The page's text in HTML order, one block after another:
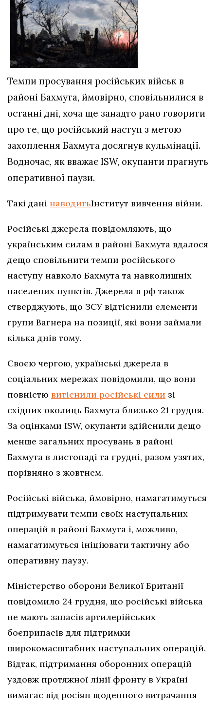
Темпи просування російських військ в
районі Бахмута, ймовірно, сповільнилися в
останні дні, хоча ще занадто рано говорити
про те, що російський наступ з метою
захоплення Бахмута досягнув кульмінації.
Водночас, як вважає ISW, окупанти прагнуть
оперативної паузи.
Такі дані наводитьІнститут вивчення війни.
Російські джерела повідомляють, що
українським силам в районі Бахмута вдалося
дещо сповільнити темпи російського
наступу навколо Бахмута та навколишніх
населених пунктів. Джерела в рф також
стверджують, що ЗСУ відтіснили елементи
групи Вагнера на позиції, які вони займали
кілька днів тому.
Своєю чергою, українські джерела в
соціальних мережах повідомили, що вони
повністю витіснили російські сили зі
східних околиць Бахмута близько 21 грудня.
За оцінками ISW, окупанти здійснили дещо
менше загальних просувань в районі
Бахмута в листопаді та грудні, разом узятих,
порівняно з жовтнем.
Російські війська, ймовірно, намагатимуться
підтримувати темпи своїх наступальних
операцій в районі Бахмута і, можливо,
намагатимуться ініціювати тактичну або
оперативну паузу.
Міністерство оборони Великої Британії
повідомило 24 грудня, що російські війська
не мають запасів артилерійських
боєприпасів для підтримки
широкомасштабних наступальних операцій.
Відтак, підтримання оборонних операцій
уздовж протяжної лінії фронту в Україні
вимагає від росіян щоденного витрачання